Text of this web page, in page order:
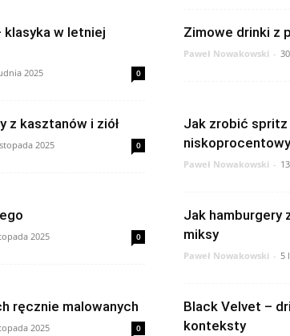
w letniej
2025 0
Zimowe drinki z
Paweł Nowakowski -
z kasztanów i ziół
2025 0
Jak zrobić spritz
Paweł Nowakowski -
2025 0
Jak hamburgery
miksy
Paweł Nowakowski - 5
ręcznie malowanych
2025 0
Black Velvet –
konteksty